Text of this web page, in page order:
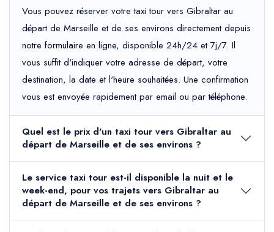
Vous pouvez réserver votre taxi tour vers Gibraltar au
départ de Marseille et de ses environs directement depuis
notre formulaire en ligne, disponible 24h/24 et 7j/7. Il
vous suffit d'indiquer votre adresse de départ, votre
destination, la date et l'heure souhaitées. Une confirmation
vous est envoyée rapidement par email ou par téléphone.
Quel est le prix d'un taxi tour vers Gibraltar au
départ de Marseille et de ses environs ?
Le service taxi tour est-il disponible la nuit et le
week-end, pour vos trajets vers Gibraltar au
départ de Marseille et de ses environs ?